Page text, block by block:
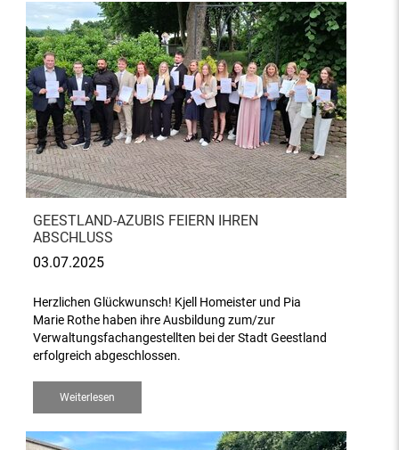
GEESTLAND-AZUBIS FEIERN IHREN
ABSCHLUSS
03.07.2025
Herzlichen Glückwunsch! Kjell Homeister und Pia
Marie Rothe haben ihre Ausbildung zum/zur
Verwaltungsfachangestellten bei der Stadt Geestland
erfolgreich abgeschlossen.
Weiterlesen